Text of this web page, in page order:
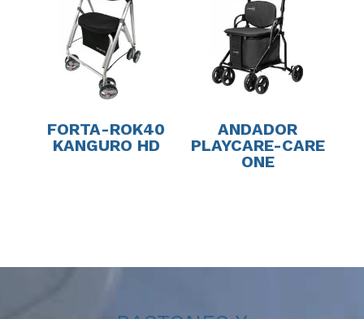
FORTA-ROK40
KANGURO HD
ANDADOR
PLAYCARE-CARE
ONE